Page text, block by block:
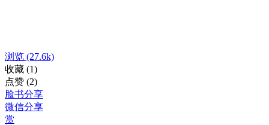
浏览 (27.6k)
收藏 (1)
点赞 (2)
脸书分享
微信分享
赏